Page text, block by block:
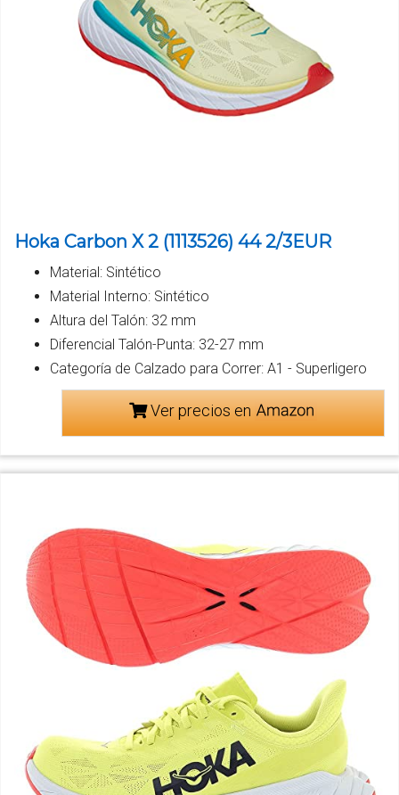
Hoka Carbon X 2 (1113526) 44 2/3EUR
Material: Sintético
Material Interno: Sintético
Altura del Talón: 32 mm
Diferencial Talón-Punta: 32-27 mm
Categoría de Calzado para Correr: A1 - Superligero
Ver precios en